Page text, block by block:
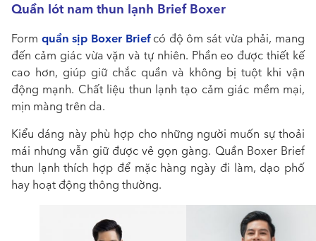
Quần lót nam thun lạnh Brief Boxer
Form quần sịp Boxer Briefcó độ ôm sát vừa phải, mang
đến cảm giác vừa vặn và tự nhiên. Phần eo được thiết kế
cao hơn, giúp giữ chắc quần và không bị tuột khi vận
động mạnh. Chất liệu thun lạnh tạo cảm giác mềm mại,
mịn màng trên da.
Kiểu dáng này phù hợp cho những người muốn sự thoải
mái nhưng vẫn giữ được vẻ gọn gàng. Quần Boxer Brief
thun lạnh thích hợp để mặc hàng ngày đi làm, dạo phố
hay hoạt động thông thường.